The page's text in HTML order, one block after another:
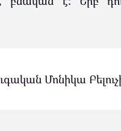
Մոնիկա